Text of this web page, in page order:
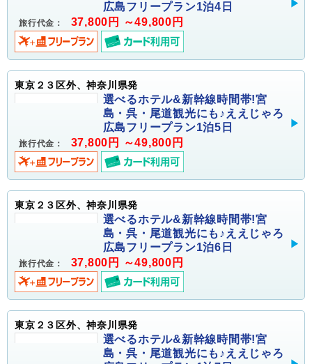
広島フリープラン1泊4日
旅行代金： 37,800円 ～49,800円
東京２３区外、神奈川県発
選べるホテル&新幹線時間帯!宮
島・呉・尾道観光にも♪ええじゃろ
広島フリープラン1泊5日
旅行代金： 37,800円 ～49,800円
東京２３区外、神奈川県発
選べるホテル&新幹線時間帯!宮
島・呉・尾道観光にも♪ええじゃろ
広島フリープラン1泊6日
旅行代金： 37,800円 ～49,800円
東京２３区外、神奈川県発
選べるホテル&新幹線時間帯!宮
島・呉・尾道観光にも♪ええじゃろ